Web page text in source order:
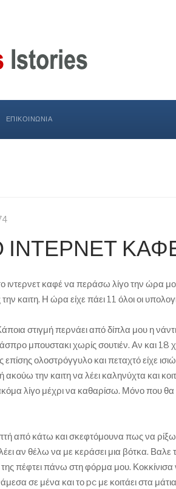
ΕΠΙΚΟΙΝΩΝΙΑ
ΙΝΤΕΡΝΕΤ
ιντερνετ καφέ να περάσω λίγο την ώρα
καιτη. Η ώρα είχε πάει 11 όλοι οι
στιγμή περνάει από δίπλα μου η
μπουστακι χωρίς σουτιέν. Αν και
ολοστρόγγυλο και πεταχτό είχε
ακούω την καιτη να λέει καληνύχτα και
ακόμα λίγο μέχρι να καθαρίσω. Μόνο που
από κάτω και σκεφτόμουνα πως να ρίξω
αν θέλω να με κεράσει μια βότκα.
πέφτει πάνω στη φόρμα μου.
σε μένα και το pc με κοιτάει στα μάτια